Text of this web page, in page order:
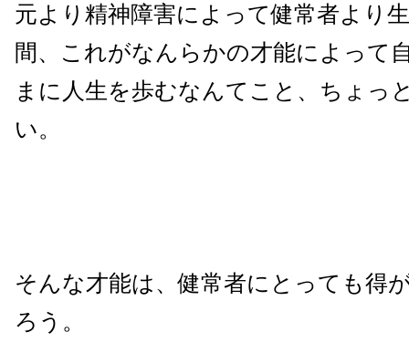
元より精神障害によって健常者より
間、これがなんらかの才能によって
まに人生を歩むなんてこと、ちょっ
い。
そんな才能は、健常者にとっても得
ろう。